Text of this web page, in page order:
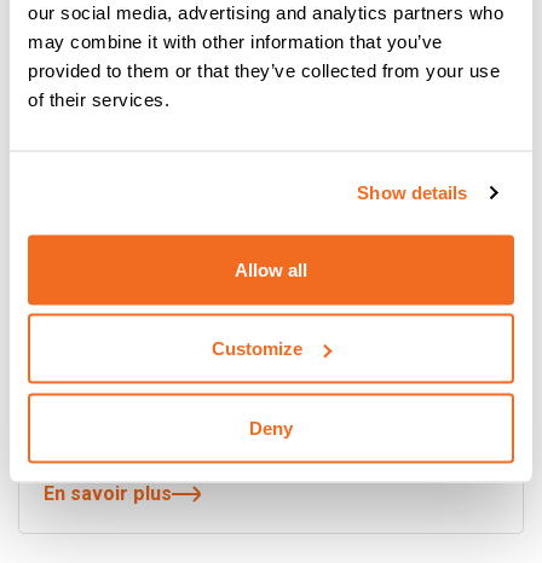
our social media, advertising and analytics partners who
may combine it with other information that you’ve
provided to them or that they’ve collected from your use
of their services.
Show details
Allow all
Customize
Deny
En savoir plus
DIGITECH VP4 COMPACT: LE TOP EN
SOUDAGE
En savoir plus